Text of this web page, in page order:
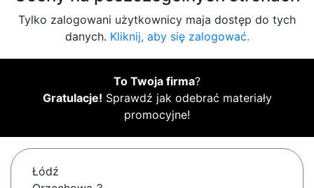
Tylko zalogowani użytkownicy maja dostęp do tych
danych. Kliknij, aby się zalogować.
To Twoja firma?
Gratulacje! Sprawdź jak odebrać materiały
promocyjne!
Łódź